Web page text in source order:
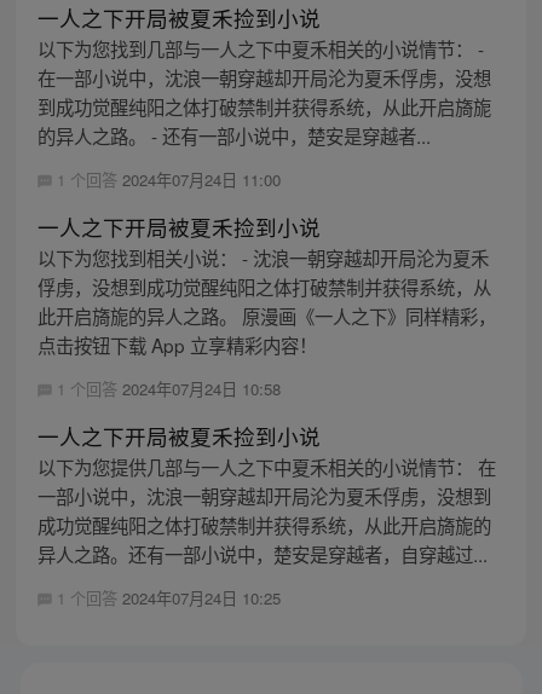
一人之下开局被夏禾捡到小说
以下为您找到几部与一人之下中夏禾相关的小说情节： -
在一部小说中，沈浪一朝穿越却开局沦为夏禾俘虏，没想
到成功觉醒纯阳之体打破禁制并获得系统，从此开启旖旎
的异人之路。 - 还有一部小说中，楚安是穿越者...
1 个回答 2024年07月24日 11:00
一人之下开局被夏禾捡到小说
以下为您找到相关小说： - 沈浪一朝穿越却开局沦为夏禾
俘虏，没想到成功觉醒纯阳之体打破禁制并获得系统，从
此开启旖旎的异人之路。 原漫画《一人之下》同样精彩，
点击按钮下载 App 立享精彩内容！
1 个回答 2024年07月24日 10:58
一人之下开局被夏禾捡到小说
以下为您提供几部与一人之下中夏禾相关的小说情节： 在
一部小说中，沈浪一朝穿越却开局沦为夏禾俘虏，没想到
成功觉醒纯阳之体打破禁制并获得系统，从此开启旖旎的
异人之路。还有一部小说中，楚安是穿越者，自穿越过...
1 个回答 2024年07月24日 10:25